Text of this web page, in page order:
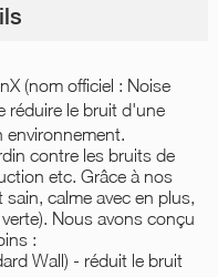
(nom officiel : Noise
réduire le bruit d'une
contre les bruits de
etc. Grâce à nos
calme avec en plus,
Nous avons conçu
:
Wall) - réduit le bruit